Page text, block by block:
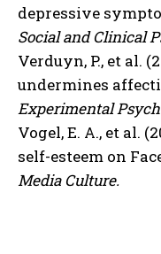
depressive
Social and Clinical
Verduyn, P., et al.
undermines
Experimental
Vogel, E. A., et al.
self-esteem on
Media Culture.